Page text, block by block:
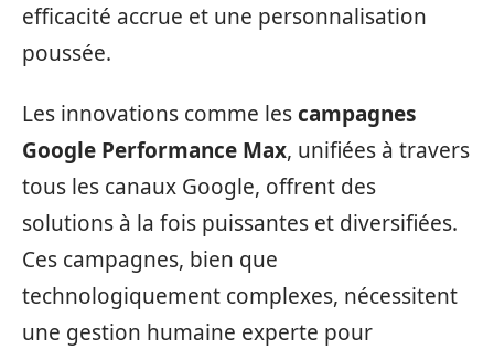
efficacité accrue et une personnalisation
poussée.
Les innovations comme lescampagnes
Google Performance Max, unifiées à travers
tous les canaux Google, offrent des
solutions à la fois puissantes et diversifiées.
Ces campagnes, bien que
technologiquement complexes, nécessitent
une gestion humaine experte pour